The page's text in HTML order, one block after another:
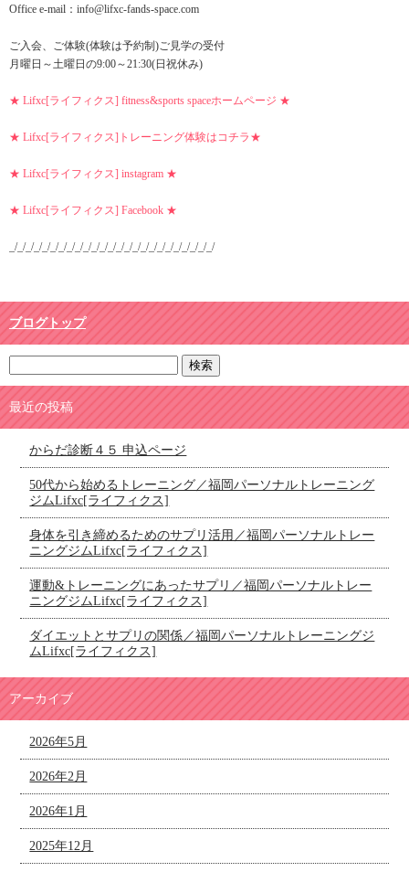
Office e-mail：info@lifxc-fands-space.com
ご入会、ご体験(体験は予約制)ご見学の受付
月曜日～土曜日の9:00～21:30(日祝休み)
★ Lifxc[ライフィクス] fitness&sports spaceホームページ ★
★ Lifxc[ライフィクス]トレーニング体験はコチラ★
★ Lifxc[ライフィクス] instagram ★
★ Lifxc[ライフィクス] Facebook ★
_/_/_/_/_/_/_/_/_/_/_/_/_/_/_/_/_/_/_/_/_/_/_/_/_/
ブログトップ
最近の投稿
からだ診断４５ 申込ページ
50代から始めるトレーニング／福岡パーソナルトレーニング
ジムLifxc[ライフィクス]
身体を引き締めるためのサプリ活用／福岡パーソナルトレー
ニングジムLifxc[ライフィクス]
運動&トレーニングにあったサプリ／福岡パーソナルトレー
ニングジムLifxc[ライフィクス]
ダイエットとサプリの関係／福岡パーソナルトレーニングジ
ムLifxc[ライフィクス]
アーカイブ
2026年5月
2026年2月
2026年1月
2025年12月